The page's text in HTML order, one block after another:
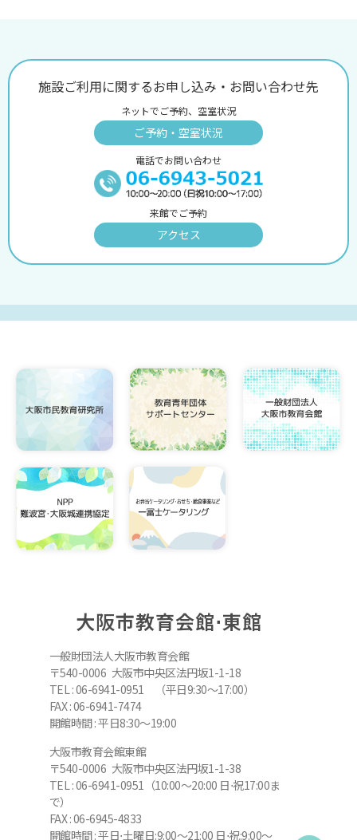
施設ご利用に関するお申し込み・お問い合わせ先
ネットでご予約、空室状況
ご予約・空室状況
電話でお問い合わせ
来館でご予約
アクセス
大阪市教育会館⋅東館
一般財団法人大阪市教育会館
〒540-0006 大阪市中央区法円坂1-1-18
TEL : 06-6941-0951 （平日9:30～17:00）
FAX : 06-6941-7474
開館時間 : 平日8:30～19:00
大阪市教育会館東館
〒540-0006 大阪市中央区法円坂1-1-38
TEL : 06-6941-0951（10:00～20:00 日⋅祝17:00ま
で）
FAX : 06-6945-4833
開館時間 : 平日⋅土曜日:9:00～21:00 日⋅祝:9:00～